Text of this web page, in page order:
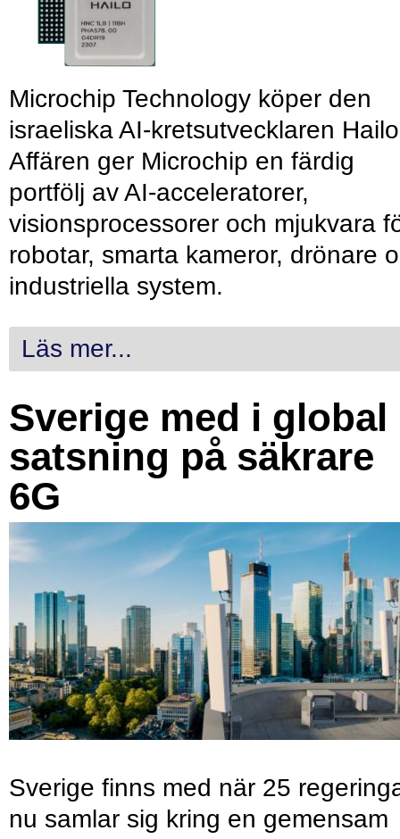
Microchip Technology köper den
israeliska AI-kretsutvecklaren
Affären ger Microchip en färdig
portfölj av AI-acceleratorer,
visionsprocessorer och mjukvara
robotar, smarta kameror, drönare
industriella system.
Läs mer...
Sverige med i global
satsning på säkrare
6G
Sverige finns med när 25
nu samlar sig kring en gemensam